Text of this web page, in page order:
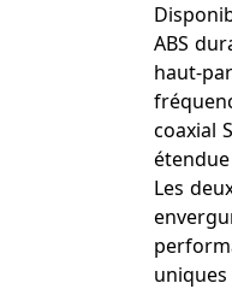
ABS
haut-
coaxial
Les